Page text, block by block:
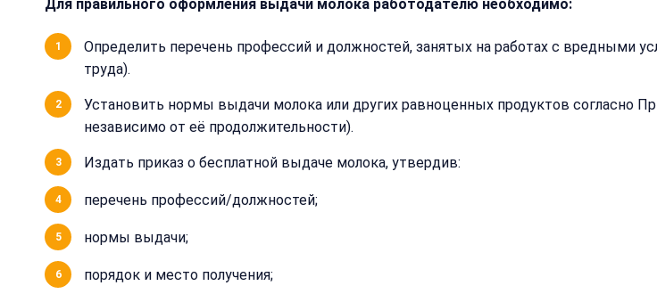
Для правильного оформления выдачи молока работодателю необходимо:
Определить перечень профессий и должностей, занятых на работах с вредными
труда).
Установить нормы выдачи молока или других равноценных продуктов согласно
независимо от её продолжительности).
Издать приказ о бесплатной выдаче молока, утвердив:
перечень профессий/должностей;
нормы выдачи;
порядок и место получения;